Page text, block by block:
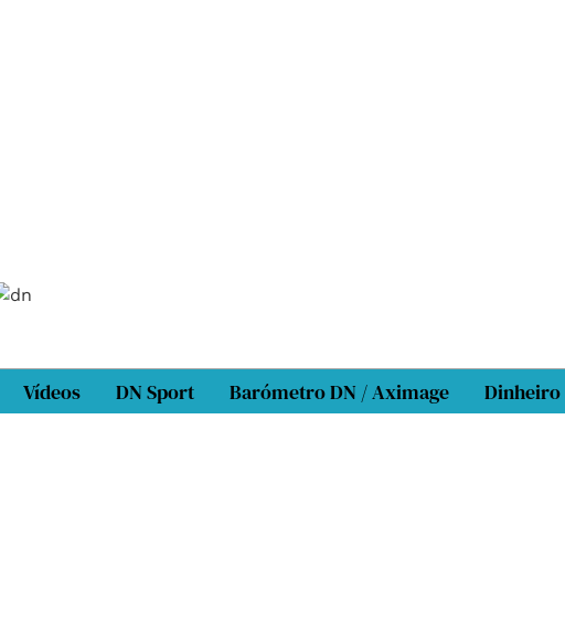
Vídeos DN Sport Barómetro DN / Aximage Dinheiro